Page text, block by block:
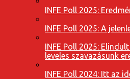
INFE Poll 2025:
INFE Poll 2025: A
INFE Poll 2025:
leveles szavazásunk
INFE Poll 2024: Itt az